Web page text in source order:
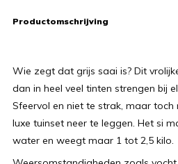
Productomschrijving
Wie zegt dat grijs saai is? Dit
dan in heel veel tinten strengen bij
Sfeervol en niet te strak, maar
luxe tuinset neer te leggen. Het si
water en weegt maar 1 tot 2,5 kilo.